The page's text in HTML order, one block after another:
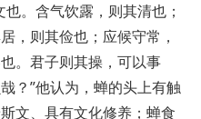
。含气饮露，则其清也；
，则其俭也；应候守常，
。君子则其操，可以事
？”他认为，蝉的头上有触
文、具有文化修养；蝉食